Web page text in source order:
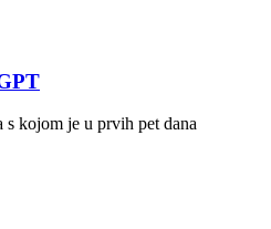
kojom je u prvih pet dana